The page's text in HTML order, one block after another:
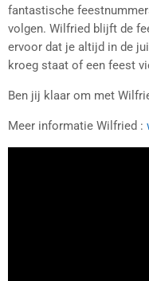
fantastische
volgen. Wilfried blijft de
ervoor dat je altijd in de
kroeg staat of een feest
Ben jij klaar om met
Meer informatie Wilfried :